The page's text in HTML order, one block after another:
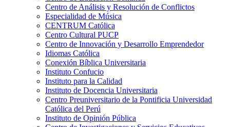
Centro de Análisis y Resolución de Conflictos
Especialidad de Música
CENTRUM Católica
Centro Cultural PUCP
Centro de Innovación y Desarrollo Emprendedor
Idiomas Católica
Conexión Bíblica Universitaria
Instituto Confucio
Instituto para la Calidad
Instituto de Docencia Universitaria
Centro Preuniversitario de la Pontificia Universidad
Católica del Perú
Instituto de Opinión Pública